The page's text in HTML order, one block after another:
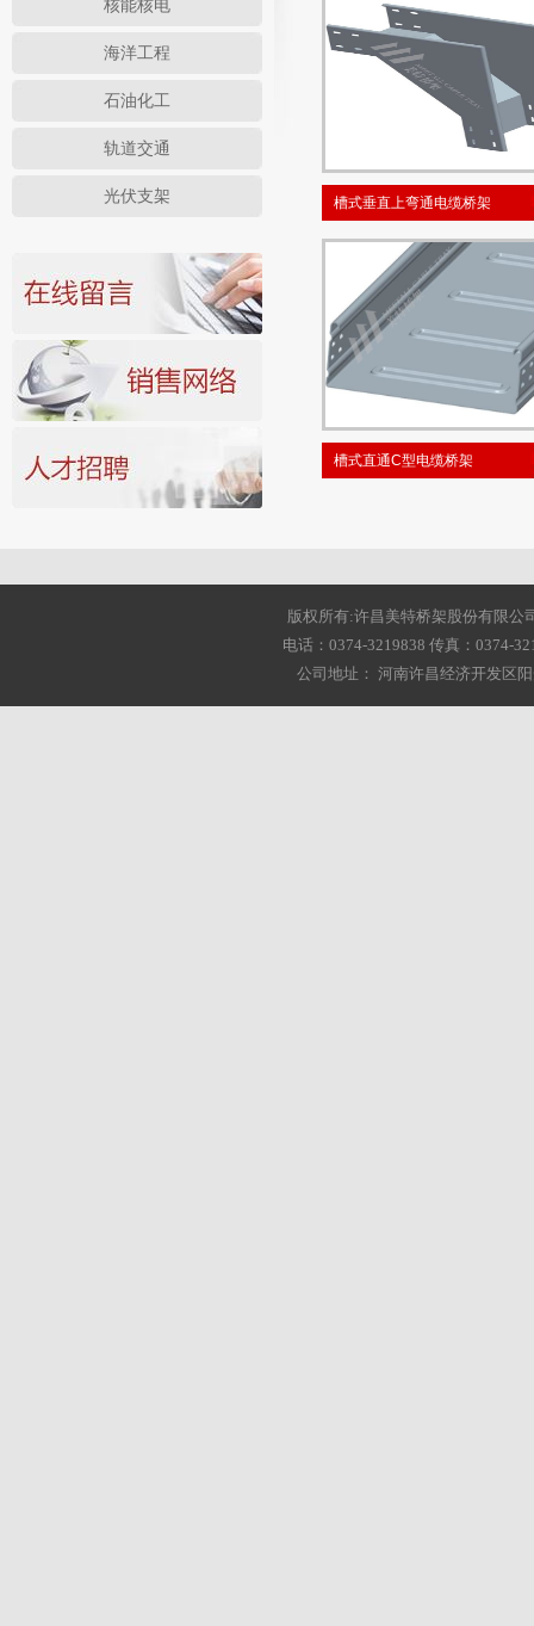
核能核电
海洋工程
石油化工
轨道交通
光伏支架 槽式垂直上弯通电缆桥架
槽式直通C型电缆桥架
版权所有:许昌美特桥架股份有限公
电话：0374-3219838 传真：0374-
公司地址： 河南许昌经济开发区